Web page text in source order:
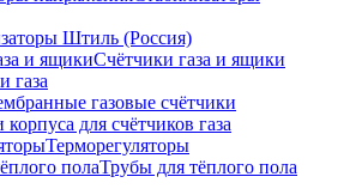
Штиль (Россия)
Счётчики газа и ящики
газа
газовые счётчики
для счётчиков газа
Терморегуляторы
Трубы для тёплого пола